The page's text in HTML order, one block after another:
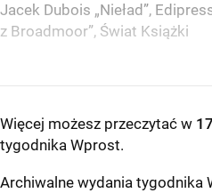
Jacek Dubois „Nieład”,
z Broadmoor”, Świat Książki
Więcej możesz przeczytać w
tygodnika Wprost.
Archiwalne wydania tygodnika